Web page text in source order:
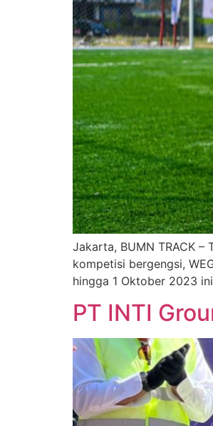
Jakarta, BUMN TRACK –
kompetisi bergengsi,
hingga 1 Oktober 2023
PT INTI